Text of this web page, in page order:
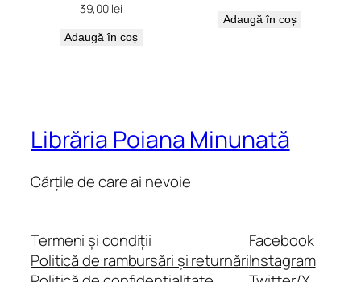
39,00 lei
Adaugă în coș
Adaugă în coș
Librăria Poiana Minunată
Cărțile de care ai nevoie
Termeni și condiții
Politică de rambursări și returnări
Facebook
Instagram